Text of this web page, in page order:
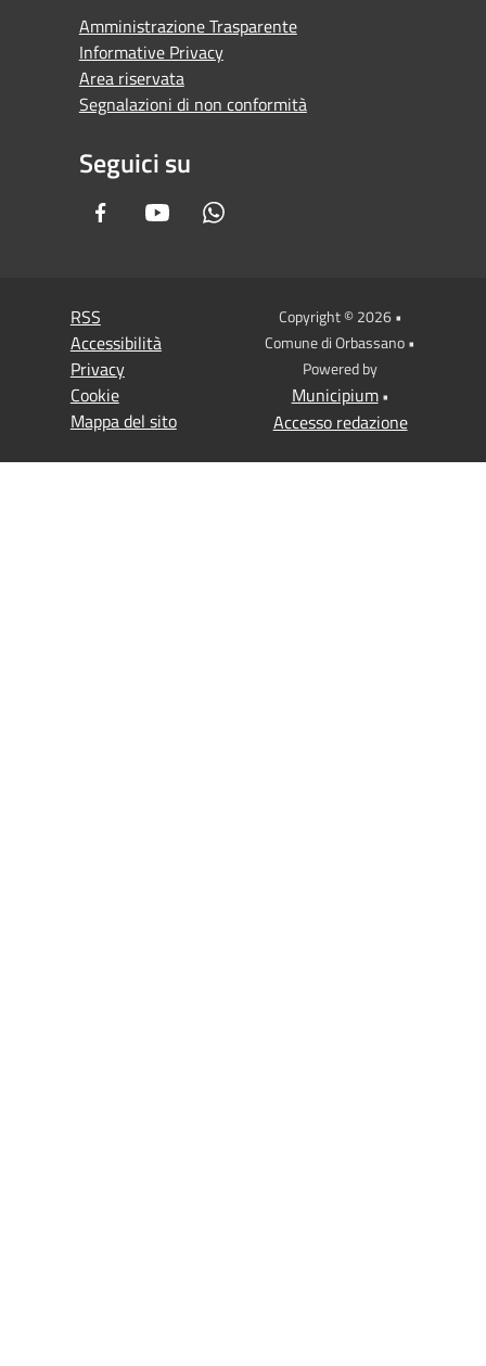
Amministrazione Trasparente
Informative Privacy
Area riservata
Segnalazioni di non conformità
Seguici su
FacebookYoutube
RSS
Accessibilità
Privacy
Cookie
Mappa del sito
Copyright © 2026 •
Comune di Orbassano •
Powered by
Municipium•
Accesso redazione